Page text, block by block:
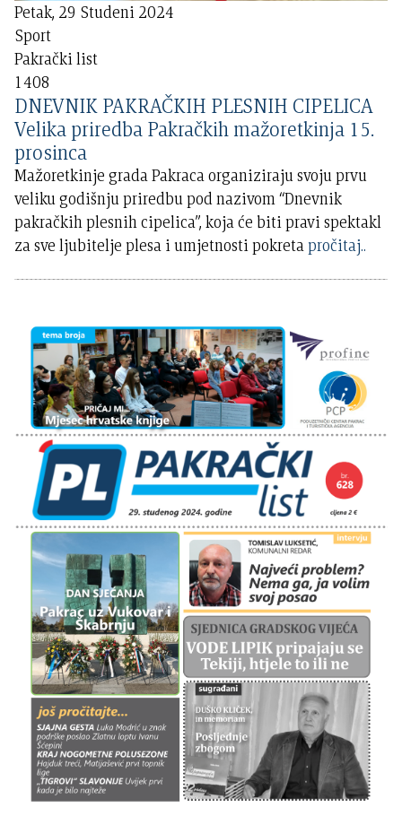
Petak, 29 Studeni 2024
Sport
Pakrački list
1408
DNEVNIK PAKRAČKIH PLESNIH CIPELICA
Velika priredba Pakračkih mažoretkinja 15.
prosinca
Mažoretkinje grada Pakraca organiziraju svoju prvu
veliku godišnju priredbu pod nazivom “Dnevnik
pakračkih plesnih cipelica”, koja će biti pravi spektakl
za sve ljubitelje plesa i umjetnosti pokretapročitaj..